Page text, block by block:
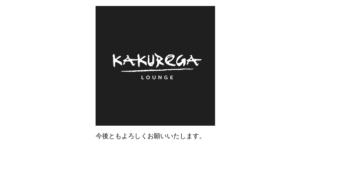
今後ともよろしくお願いいたします。